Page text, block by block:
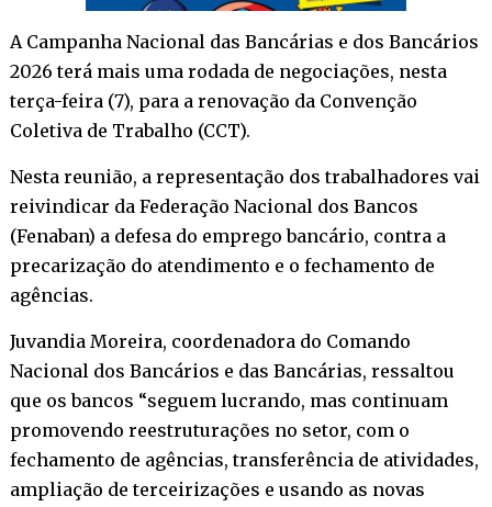
A Campanha Nacional das Bancárias e dos Bancários
2026 terá mais uma rodada de negociações, nesta
terça-feira (7), para a renovação da Convenção
Coletiva de Trabalho (CCT).
Nesta reunião, a representação dos trabalhadores vai
reivindicar da Federação Nacional dos Bancos
(Fenaban) a defesa do emprego bancário, contra a
precarização do atendimento e o fechamento de
agências.
Juvandia Moreira, coordenadora do Comando
Nacional dos Bancários e das Bancárias, ressaltou
que os bancos “seguem lucrando, mas continuam
promovendo reestruturações no setor, com o
fechamento de agências, transferência de atividades,
ampliação de terceirizações e usando as novas